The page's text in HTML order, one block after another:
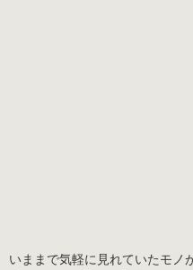
いままで気軽に見れていたモノ